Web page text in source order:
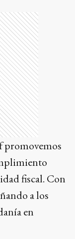
promovemos
fiscal. Con
a los
en